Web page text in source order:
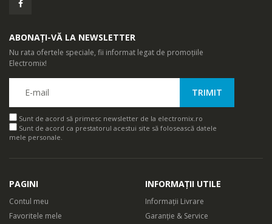
ABONAȚI-VĂ LA NEWSLETTER
Nu rata ofertele speciale, fii informat legat de promoțiile
Electromix!
Sunt de acord să primesc newsletter de la electromix.ro
Sunt de acord ca prestatorul acestui site să folosească datele
mele personale.
PAGINI
Contul meu
Favoritele mele
INFORMAȚII UTILE
Informații Livrare
Garanție & Service